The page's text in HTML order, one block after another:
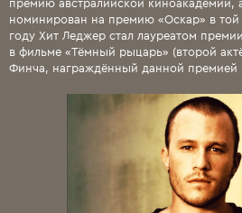
номинирован на премию «Оскар» в
году Хит Леджер стал лауреатом
в фильме «Тёмный рыцарь» (второй
Финча, награждённый данной премией